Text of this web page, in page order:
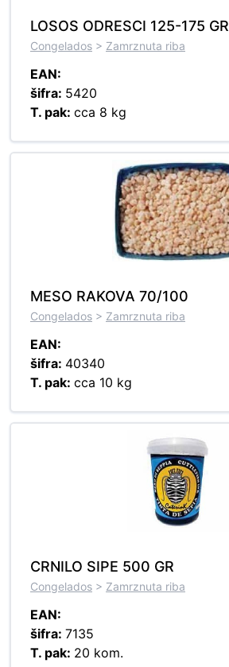
LOSOS ODRESCI 125-175 GR
Congelados > Zamrznuta riba
EAN:
šifra: 5420
T. pak: cca 8 kg
MESO RAKOVA 70/100
Congelados > Zamrznuta riba
EAN:
šifra: 40340
T. pak: cca 10 kg
CRNILO SIPE 500 GR
Congelados > Zamrznuta riba
EAN:
šifra: 7135
T. pak: 20 kom.